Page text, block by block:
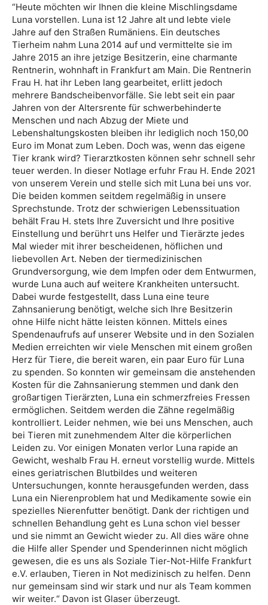
“Heute möchten wir Ihnen die kleine Mischlingsdame
Luna vorstellen. Luna ist 12 Jahre alt und lebte viele
Jahre auf den Straßen Rumäniens. Ein deutsches
Tierheim nahm Luna 2014 auf und vermittelte sie im
Jahre 2015 an ihre jetzige Besitzerin, eine charmante
Rentnerin, wohnhaft in Frankfurt am Main. Die Rentnerin
Frau H. hat ihr Leben lang gearbeitet, erlitt jedoch
mehrere Bandscheibenvorfälle. Sie lebt seit ein paar
Jahren von der Altersrente für schwerbehinderte
Menschen und nach Abzug der Miete und
Lebenshaltungskosten bleiben ihr lediglich noch 150,00
Euro im Monat zum Leben. Doch was, wenn das eigene
Tier krank wird? Tierarztkosten können sehr schnell sehr
teuer werden. In dieser Notlage erfuhr Frau H. Ende 2021
von unserem Verein und stelle sich mit Luna bei uns vor.
Die beiden kommen seitdem regelmäßig in unsere
Sprechstunde. Trotz der schwierigen Lebenssituation
behält Frau H. stets Ihre Zuversicht und Ihre positive
Einstellung und berührt uns Helfer und Tierärzte jedes
Mal wieder mit ihrer bescheidenen, höflichen und
liebevollen Art. Neben der tiermedizinischen
Grundversorgung, wie dem Impfen oder dem Entwurmen,
wurde Luna auch auf weitere Krankheiten untersucht.
Dabei wurde festgestellt, dass Luna eine teure
Zahnsanierung benötigt, welche sich Ihre Besitzerin
ohne Hilfe nicht hätte leisten können. Mittels eines
Spendenaufrufs auf unserer Website und in den Sozialen
Medien erreichten wir viele Menschen mit einem großen
Herz für Tiere, die bereit waren, ein paar Euro für Luna
zu spenden. So konnten wir gemeinsam die anstehenden
Kosten für die Zahnsanierung stemmen und dank den
großartigen Tierärzten, Luna ein schmerzfreies Fressen
ermöglichen. Seitdem werden die Zähne regelmäßig
kontrolliert. Leider nehmen, wie bei uns Menschen, auch
bei Tieren mit zunehmendem Alter die körperlichen
Leiden zu. Vor einigen Monaten verlor Luna rapide an
Gewicht, weshalb Frau H. erneut vorstellig wurde. Mittels
eines geriatrischen Blutbildes und weiteren
Untersuchungen, konnte herausgefunden werden, dass
Luna ein Nierenproblem hat und Medikamente sowie ein
spezielles Nierenfutter benötigt. Dank der richtigen und
schnellen Behandlung geht es Luna schon viel besser
und sie nimmt an Gewicht wieder zu. All dies wäre ohne
die Hilfe aller Spender und Spenderinnen nicht möglich
gewesen, die es uns als Soziale Tier-Not-Hilfe Frankfurt
e.V. erlauben, Tieren in Not medizinisch zu helfen. Denn
nur gemeinsam sind wir stark und nur als Team kommen
wir weiter.“ Davon ist Glaser überzeugt.